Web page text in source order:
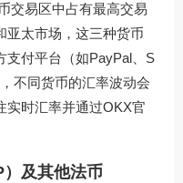
交易区中占有最高交易
亚太市场，这三种货币
支付平台（如PayPal、S
不同货币的汇率波动会
实时汇率并通过OKX官
及其他法币